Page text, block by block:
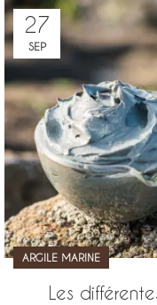
27
SEP
ARGILE MARINE
Les